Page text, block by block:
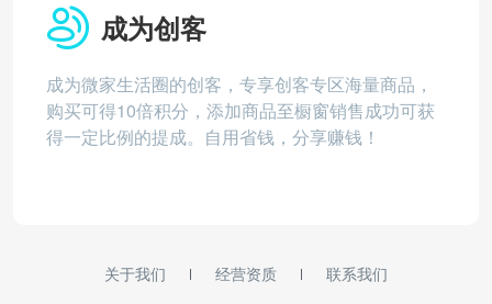
成为创客
成为微家生活圈的创客，专享创客专区海量商品，
购买可得10倍积分，添加商品至橱窗销售成功可获
得一定比例的提成。自用省钱，分享赚钱！
关于我们 经营资质 联系我们